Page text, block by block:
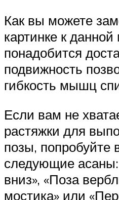
Как вы можете
картинке к данной
понадобится
подвижность
гибкость мышц
Если вам не
растяжки для
позы, попробуйте
следующие
вниз», «Поза
мостика» или